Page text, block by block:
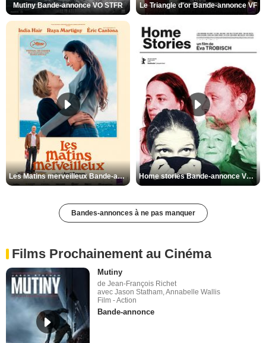
Mutiny Bande-annonce VO STFR Le Triangle d'or Bande-annonce VF
Les Matins merveilleux Bande-annonce VF Home stories Bande-annonce VO STFR
Bandes-annonces à ne pas manquer
Films Prochainement au Cinéma
Mutiny
de Jean-François Richet
avec Jason Statham, Annabelle Wallis
Film - Action
Bande-annonce